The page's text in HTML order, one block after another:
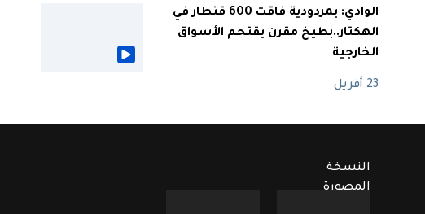
الوادي: بمردودية فاقت 600 قنطار في
الهكتار..بطيخ مقرن يقتحم الأسواق
الخارجية
23 أفريل
النسخة
المصورة